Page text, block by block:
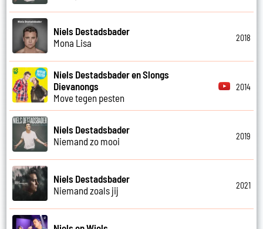
Niels Destadsbader
Mona Lisa
2018
Niels Destadsbader en Slongs
Dievanongs
Move tegen pesten
2014
Niels Destadsbader
Niemand zo mooi
2019
Niels Destadsbader
Niemand zoals jij
2021